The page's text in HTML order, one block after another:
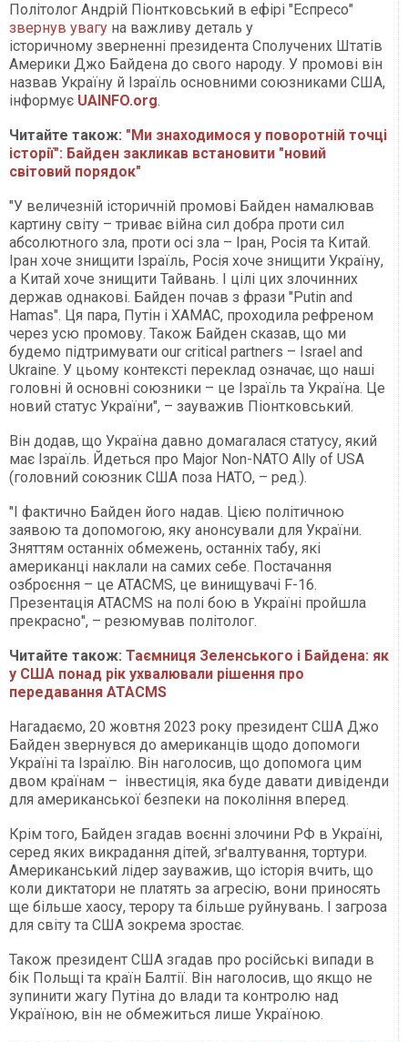
Політолог Андрій Піонтковський в ефірі "Еспресо"
звернув увагу на важливу деталь у
історичному зверненні президента Сполучених Штатів
Америки Джо Байдена до свого народу. У промові він
назвав Україну й Ізраїль основними союзниками США,
інформує UAINFO.org.
Читайте також: "Ми знаходимося у поворотній точці
історії": Байден закликав встановити "новий
світовий порядок"
"У величезній історичній промові Байден намалював
картину світу – триває війна сил добра проти сил
абсолютного зла, проти осі зла – Іран, Росія та Китай.
Іран хоче знищити Ізраїль, Росія хоче знищити Україну,
а Китай хоче знищити Тайвань. І цілі цих злочинних
держав однакові. Байден почав з фрази "Putin and
Hamas". Ця пара, Путін і ХАМАС, проходила рефреном
через усю промову. Також Байден сказав, що ми
будемо підтримувати our critical partners – Israel and
Ukraine. У цьому контексті переклад означає, що наші
головні й основні союзники – це Ізраїль та Україна. Це
новий статус України", – зауважив Піонтковський.
Він додав, що Україна давно домагалася статусу, який
має Ізраїль. Йдеться про Major Non-NATO Ally of USA
(головний союзник США поза НАТО, – ред.).
"І фактично Байден його надав. Цією політичною
заявою та допомогою, яку анонсували для України.
Зняттям останніх обмежень, останніх табу, які
американці наклали на самих себе. Постачання
озброєння – це ATACMS, це винищувачі F-16.
Презентація ATACMS на полі бою в Україні пройшла
прекрасно", – резюмував політолог.
Читайте також: Таємниця Зеленського і Байдена: як
у США понад рік ухвалювали рішення про
передавання ATACMS
Нагадаємо, 20 жовтня 2023 року президент США Джо
Байден звернувся до американців щодо допомоги
Україні та Ізраїлю. Він наголосив, що допомога цим
двом країнам – інвестиція, яка буде давати дивіденди
для американської безпеки на покоління вперед.
Крім того, Байден згадав воєнні злочини РФ в Україні,
серед яких викрадання дітей, зґвалтування, тортури.
Американський лідер зауважив, що історія вчить, що
коли диктатори не платять за агресію, вони приносять
ще більше хаосу, терору та більше руйнувань. І загроза
для світу та США зокрема зростає.
Також президент США згадав про російські випади в
бік Польщі та країн Балтії. Він наголосив, що якщо не
зупинити жагу Путіна до влади та контролю над
Україною, він не обмежиться лише Україною.